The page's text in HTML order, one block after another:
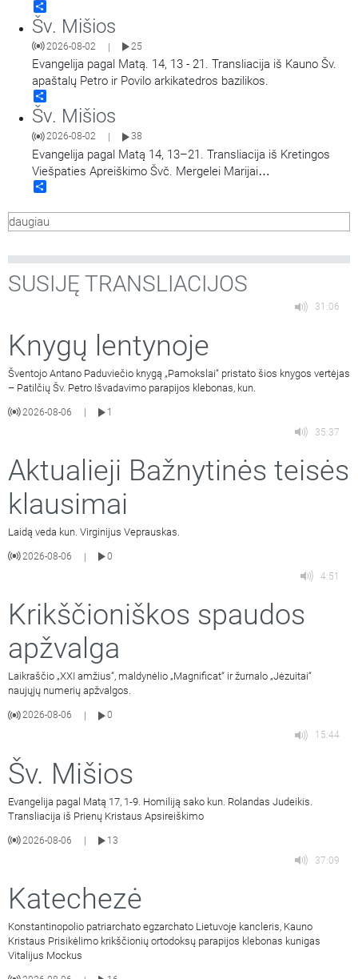
Mykolo bažnyčios.
Šv. Mišios
2026-08-02 | 25
Evangelija pagal Matą. 14, 13 - 21. Transliacija iš Kauno Šv.
apaštalų Petro ir Povilo arkikatedros bazilikos.
Šv. Mišios
2026-08-02 38
Evangelija pagal Matą 14, 13–21. Transliacija iš Kretingos
Viešpaties Apreiškimo Švč. Mergelei Marijai
bažnyčios.Vyks Porciunkulės atlaidų šventė ir Šv.
Šv. Mišias celebruoja ir homiliją sako provincijos ministras br.
daugiau
SUSIJĘ TRANSLIACIJOS
31:06
Knygų lentynoje
Šventojo Antano Paduviečio knygą „Pamokslai“ pristato šios knygos vertėjas
– Patilčių Šv. Petro Išvadavimo parapijos klebonas, kun.
2026-08-06
1
35:37
Aktualieji Bažnytinės teisės
klausimai
Laidą veda kun. Virginijus Veprauskas.
2026-08-06 |
0
4:51
Krikščioniškos spaudos
apžvalga
Laikraščio „XXI amžius“, maldynėlio „Magnificat“ ir žurnalo „Jėzuitai“
naujųjų numerių apžvalgos.
2026-08-06
0
15:44
Šv. Mišios
Evangelija pagal Matą 17, 1-9. Homiliją sako kun. Rolandas Judeikis.
Transliacija iš Prienų Kristaus Apsireiškimo
2026-08-06
13
37:09
Katechezė
Konstantinopolio patriarchato egzarchato Lietuvoje kancleris, Kauno
Kristaus Prisikėlimo krikščionių ortodoksų parapijos klebonas kunigas
Vitalijus Mockus